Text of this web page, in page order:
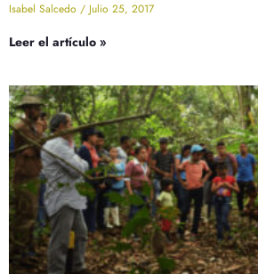
Isabel Salcedo Julio 25, 2017
Leer el artículo »